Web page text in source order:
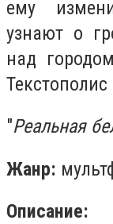
ему
узнают о
над
Текстополис
"Реальная
Жанр:
Описание: